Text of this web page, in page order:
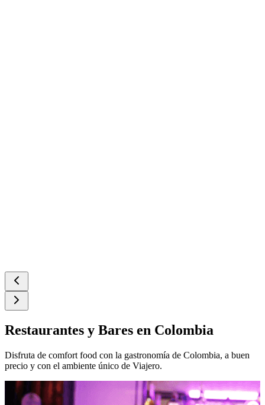
Restaurantes y Bares en Colombia
Disfruta de comfort food con la gastronomía de Colombia, a buen
precio y con el ambiente único de Viajero.